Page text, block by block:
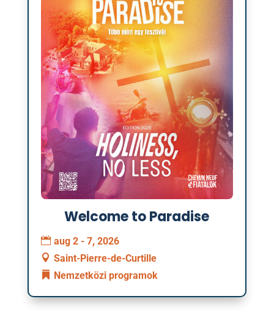
Welcome to Paradise
aug 2 - 7, 2026
Saint-Pierre-de-Curtille
Nemzetközi programok